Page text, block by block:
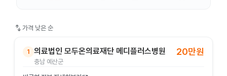
swap_vert 가격 낮은 순
1 의료법인 모두온의료재단 메디플러스병원
충남 예산군
20만원